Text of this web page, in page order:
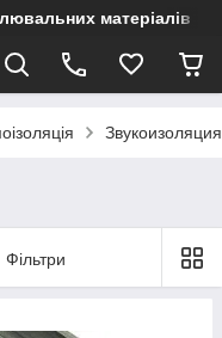
матеріалів
Фільтри